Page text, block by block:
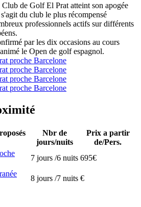
de Golf El Prat atteint son apogée
du club le plus récompensé
professionnels actifs sur différents
par les dix occasions au cours
le Open de golf espagnol.
Nbr de
jours/nuits
Prix a partir
de/Pers.
7 jours /6 nuits 695€
8 jours /7 nuits €